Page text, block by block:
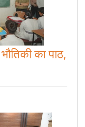
का पाठ,